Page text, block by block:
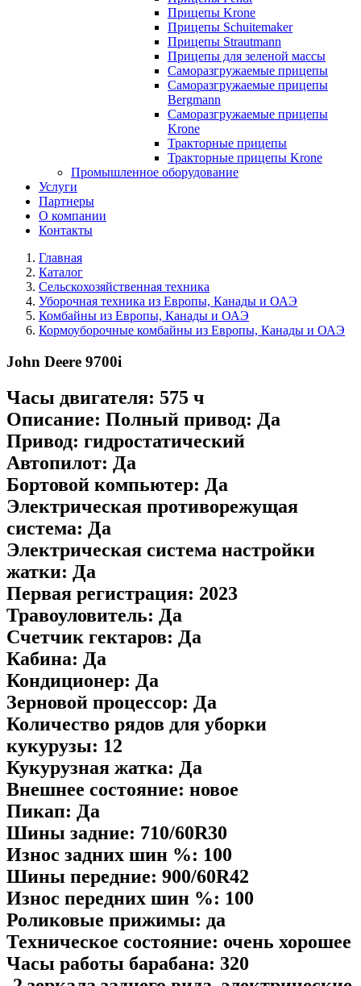
Прицепы Krone
Прицепы Schuitemaker
Прицепы Strautmann
Прицепы для зеленой массы
Саморазгружаемые прицепы
Саморазгружаемые прицепы
Bergmann
Саморазгружаемые прицепы
Krone
Тракторные прицепы
Тракторные прицепы Krone
Промышленное оборудование
Услуги
Партнеры
О компании
Контакты
Главная
Каталог
Сельскохозяйственная техника
Уборочная техника из Европы, Канады и ОАЭ
Комбайны из Европы, Канады и ОАЭ
Кормоуборочные комбайны из Европы, Канады и ОАЭ
John Deere 9700i
Часы двигателя: 575 ч
Описание: Полный привод: Да
Привод: гидростатический
Автопилот: Да
Бортовой компьютер: Да
Электрическая противорежущая
система: Да
Электрическая система настройки
жатки: Да
Первая регистрация: 2023
Травоуловитель: Да
Счетчик гектаров: Да
Кабина: Да
Кондиционер: Да
Зерновой процессор: Да
Количество рядов для уборки
кукурузы: 12
Кукурузная жатка: Да
Внешнее состояние: новое
Пикап: Да
Шины задние: 710/60R30
Износ задних шин %: 100
Шины передние: 900/60R42
Износ передних шин %: 100
Роликовые прижимы: да
Техническое состояние: очень хорошее
Часы работы барабана: 320